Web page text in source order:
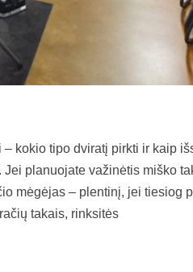
kokio tipo dviratį pirkti ir kaip
planuojate važinėtis miško
mėgėjas – plentinį, jei tiesiog
takais, rinksitės